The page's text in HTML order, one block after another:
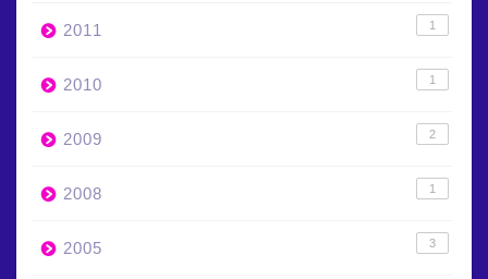
2011 1
2010 1
2009 2
2008 1
2005 3